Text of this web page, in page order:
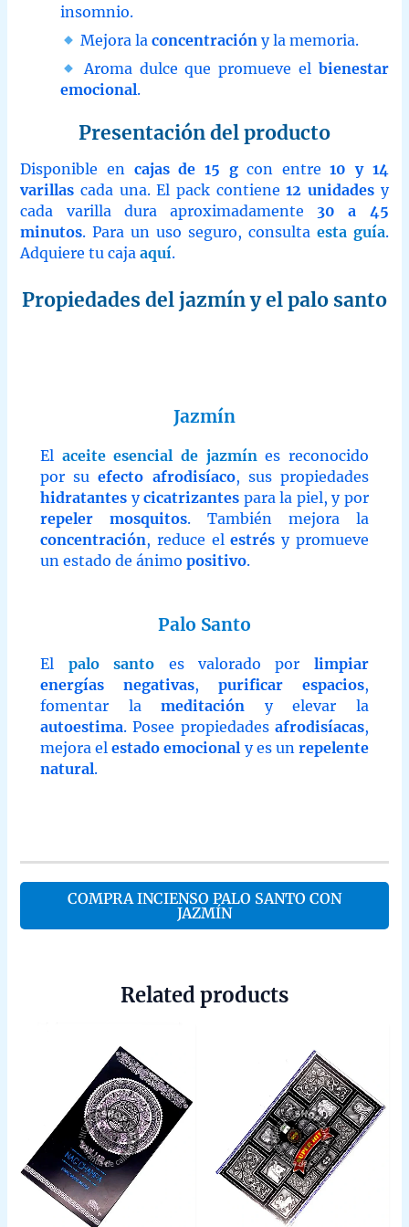
insomnio.
Mejora laconcentración y la memoria.
Aroma dulce que promueve el bienestar
emocional.
Presentación del producto
Disponible en cajas de 15 gcon entre10 y 14
varillas cada una. El pack contiene12 unidadesy
cada varilla dura aproximadamente 30 a 45
minutos. Para un uso seguro, consulta esta guía.
Adquiere tu cajaaquí.
Propiedades del jazmín y el palo santo
Jazmín
El aceite esencial de jazmín es reconocido
por suefecto afrodisíaco, sus propiedades
hidratantes ycicatrizantes para la piel, y por
repeler mosquitos. También mejora la
concentración, reduce elestrés y promueve
un estado de ánimopositivo.
Palo Santo
El palo santo es valorado por limpiar
energías negativas, purificar espacios,
fomentar lameditación y elevar la
autoestima. Posee propiedades afrodisíacas,
mejora elestado emocional y es un repelente
natural.
COMPRA INCIENSO PALO SANTO CON
JAZMÍN
Related products